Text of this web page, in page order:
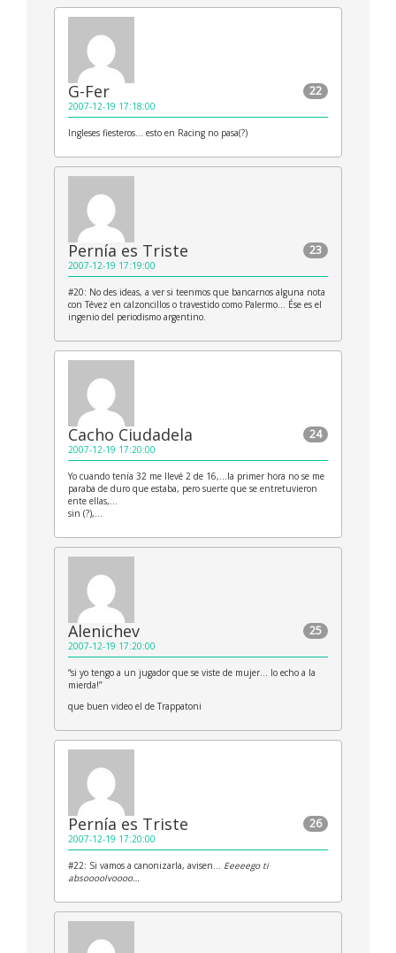
22
G-Fer
2007-12-19 17:18:00
Ingleses fiesteros… esto en Racing no pasa(?)
23
Pernía es Triste
2007-12-19 17:19:00
#20: No des ideas, a ver si teenmos que bancarnos alguna nota
con Tévez en calzoncillos o travestido como Palermo… Ése es el
ingenio del periodismo argentino.
24
Cacho Ciudadela
2007-12-19 17:20:00
Yo cuando tenía 32 me llevé 2 de 16,…la primer hora no se me
paraba de duro que estaba, pero suerte que se entretuvieron
ente ellas,…
sin (?),…
25
Alenichev
2007-12-19 17:20:00
“si yo tengo a un jugador que se viste de mujer… lo echo a la
mierda!”
que buen video el de Trappatoni
26
Pernía es Triste
2007-12-19 17:20:00
#22: Si vamos a canonizarla, avisen… Eeeeego ti
absoooolvoooo…